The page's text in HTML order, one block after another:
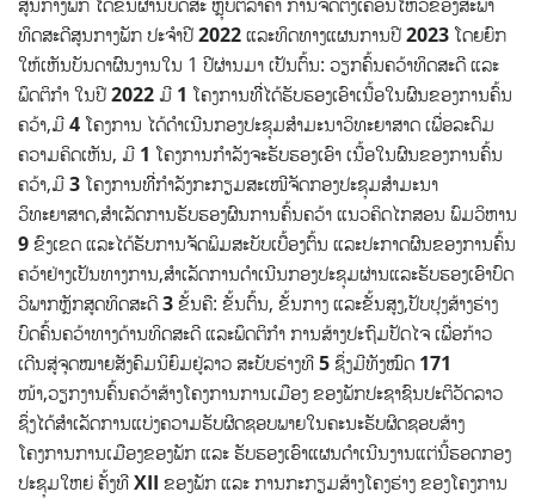
ທິດສະດີສູນກາງພັກ ປະຈຳປີ2022ແລະທິດທາງແຜນການປີ2023ໂດຍຍົກ
ໃຫ້ເຫັນບັນດາຜົນງານໃນ 1 ປີຜ່ານມາ ເປັນຕົ້ນ: ວຽກຄົ້ນຄວ້າທິດສະດີ ແລະ
ພຶດຕິກຳ ໃນປີ2022ມີ 1 ໂຄງການທີີ່ໄດ້ຮັບຮອງເອົາເນື້ອໃນຜົນຂອງການຄົ້ນ
ຄວ້າ,ມີ4ໂຄງການ ໄດ້ດຳເນີນກອງປະຊຸມສໍາມະນາວິທະຍາສາດ ເພື່ອລະດົມ
ຄວາມຄິດເຫັນ, ມີ 1 ໂຄງການກຳລັງຈະຮັບຮອງເອົາ ເນື້ອໃນຜົນຂອງການຄົ້ນ
ຄວ້າ,ມີ3ໂຄງການທີີ່ກຳລັງກະກຽມສະເໜີຈັດກອງປະຊຸມສຳມະນາ
ວິທະຍາສາດ,ສຳເລັດການຮັບຮອງຜົນການຄົ້ນຄວ້າ ແນວຄິດໄກສອນ ພົມວິຫານ
9ຂົງເຂດ ແລະໄດ້ຮັບການຈັດພິມສະບັບເບື້ອງຕົ້ນ ແລະປະກາດຜົນຂອງການຄົ້ນ
ຄວ້າຢ່າງເປັນທາງການ,ສຳເລັດການດຳເນີນກອງປະຊຸມຜ່ານແລະຮັບຮອງເອົາບົດ
ວິພາກຫຼັກສູດທິດສະດີ3ຂັ້ນຄື: ຂັ້ນຕົ້ນ, ຂັ້ນກາງ ແລະຂັ້ນສູງ,ປັບປຸງສ້າງຮ່າງ
ບົດຄົ້ນຄວ້າທາງດ້ານທິດສະດີ ແລະພຶດຕິກຳ ການສ້າງປະຖົມປັດໄຈ ເພື່ອກ້າວ
ເດີນສູ່ຈຸດໝາຍສັງຄົມນິຍົມຢູ່ລາວ ສະບັບຮ່າງທີ5 ຊຶ່ງມີທັງໝົດ 171
ໜ້າ,ວຽກງານຄົ້ນຄວ້າສ້າງໂຄງການການເມືອງ ຂອງພັກປະຊາຊົນປະຕິວັດລາວ
ຊຶ່ງໄດ້ສຳເລັດການແບ່ງຄວາມຮັບຜິດຊອບພາຍໃນຄະນະຮັບຜິດຊອບສ້າງ
ໂຄງການການເມືອງຂອງພັກ ແລະ ຮັບຮອງເອົາແຜນດຳເນີນງານແຕ່ນີ້ຮອດກອງ
ປະຊຸມໃຫຍ່ ຄັ້ງທີXII ຂອງພັກ ແລະ ການກະກຽມສ້າງໂຄງຮ່າງ ຂອງໂຄງການ